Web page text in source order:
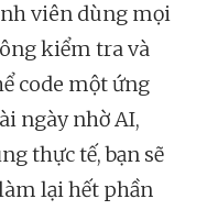
viên dùng mọi
kiểm tra và
code một ứng
ngày nhờ AI,
thực tế, bạn sẽ
lại hết phần